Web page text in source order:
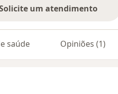
um atendimento
saúde Opiniões (1)